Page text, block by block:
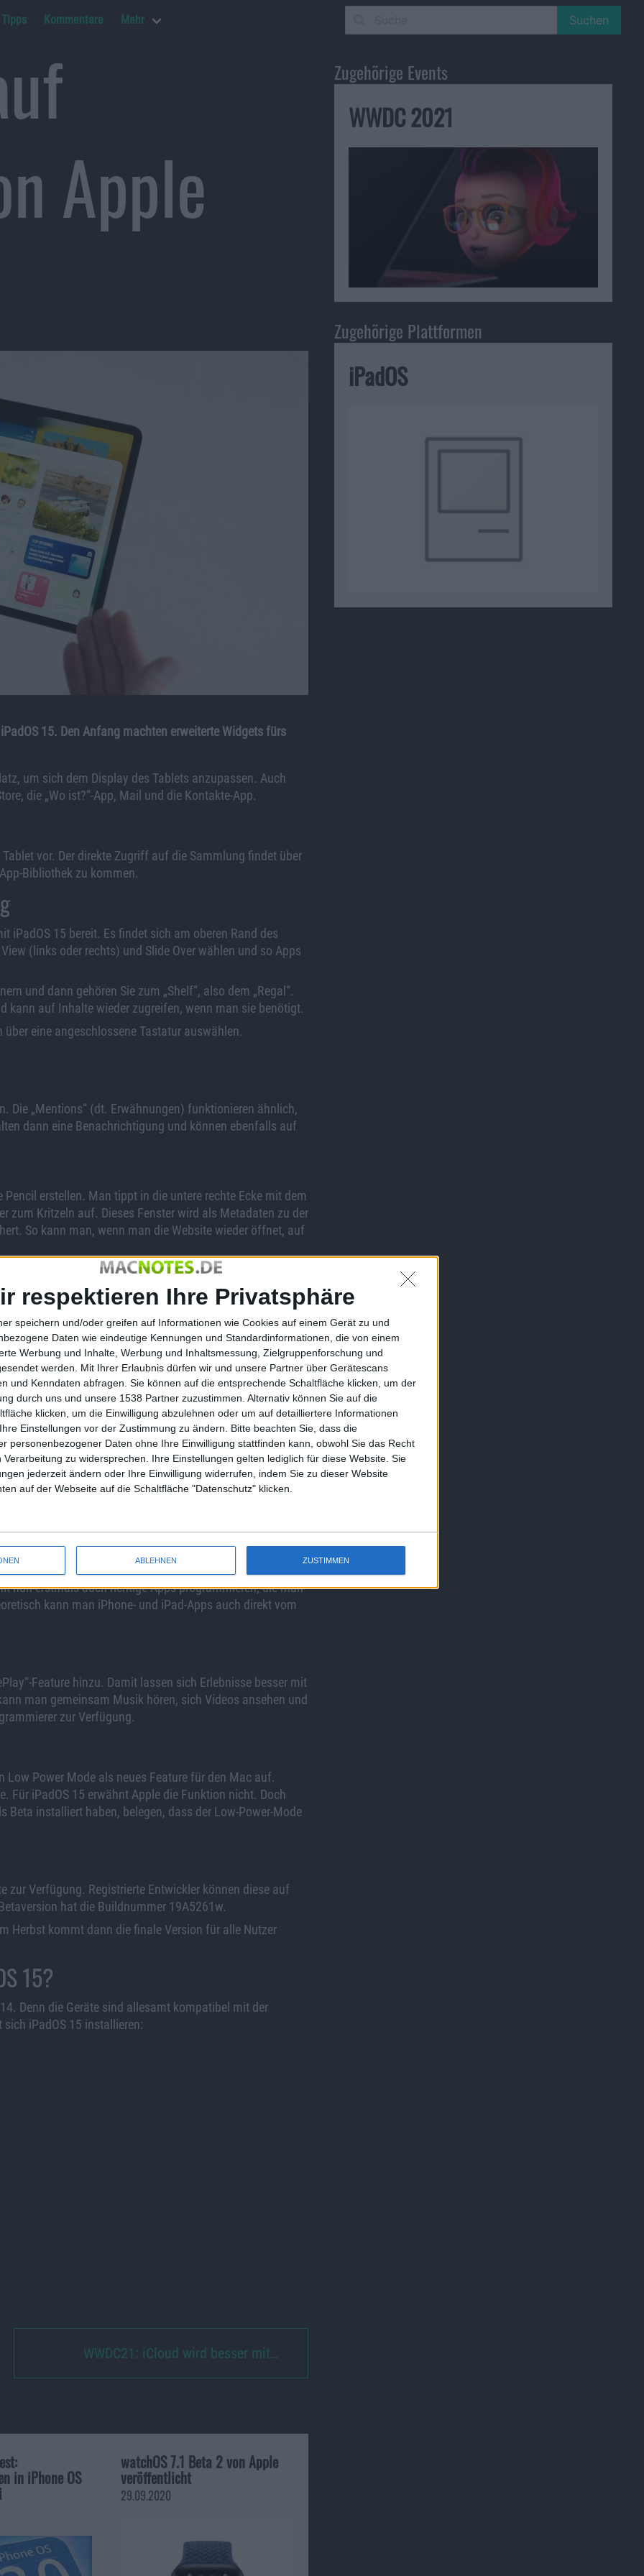
respektieren Ihre Privatsphäre
speichern und/oder greifen auf Informationen wie Cookies auf einem Gerät zu und
Daten wie eindeutige Kennungen und Standardinformationen, die von einem
Werbung und Inhalte, Werbung und Inhaltsmessung, Zielgruppenforschung und
werden.
Mit Ihrer Erlaubnis dürfen wir und unsere Partner über Gerätescans
und Kenndaten abfragen. Sie können auf die entsprechende Schaltfläche klicken, um der
durch uns und unsere 1538 Partner zuzustimmen. Alternativ können Sie auf die
klicken, um die Einwilligung abzulehnen oder um auf detailliertere Informationen
Einstellungen vor der Zustimmung zu ändern.
Bitte beachten Sie, dass die
personenbezogener Daten ohne Ihre Einwilligung stattfinden kann, obwohl Sie das Recht
Verarbeitung zu widersprechen. Ihre Einstellungen gelten lediglich für diese Website. Sie
jederzeit ändern oder Ihre Einwilligung widerrufen, indem Sie zu dieser Website
auf der Webseite auf die Schaltfläche "Datenschutz" klicken.
ABLEHNEN ZUSTIMMEN
Tipps Kommentare Mehr Suchen
Apple
15. Den Anfang machten erweiterte Widgets fürs
um sich dem Display des Tablets anzupassen. Auch
die „Wo ist?“-App, Mail und die Kontakte-App.
vor. Der direkte Zugriff auf die Sammlung findet über
Bibliothek zu kommen.
15 bereit. Es findet sich am oberen Rand des
(links oder rechts) und Slide Over wählen und so Apps
und dann gehören Sie zum „Shelf“, also dem „Regal“.
kann auf Inhalte wieder zugreifen, wenn man sie benötigt.
eine angeschlossene Tastatur auswählen.
Die „Mentions“ (dt. Erwähnungen) funktionieren ähnlich,
dann eine Benachrichtigung und können ebenfalls auf
erstellen. Man tippt in die untere rechte Ecke mit dem
zum Kritzeln auf. Dieses Fenster wird als Metadaten zu der
So kann man, wenn man die Website wieder öffnet, auf
Auch am Mac kann man solche schnellen
die Nutzung von Schlagworten (Tags) auch auf
kommen mit iPadOS 15 auch zum Apple-Tablet. Nutzer
die Übersetzungen am iPhone, iPad oder Mac nutzen,
kann also auch Text aus einem Foto übersetzen.
die man auf dem iPhone kennt, auch am iPad nutzen. Sie
eine Sprache auswählen. Die App erkennt automatisch,
zwei Personen auf den Tisch, dann können die
ablesen.
nun erstmals auch richtige Apps programmieren, die man
kann man iPhone- und iPad-Apps auch direkt vom
Feature hinzu. Damit lassen sich Erlebnisse besser mit
man gemeinsam Musik hören, sich Videos ansehen und
zur Verfügung.
Power Mode als neues Feature für den Mac auf.
Für iPadOS 15 erwähnt Apple die Funktion nicht. Doch
installiert haben, belegen, dass der Low-Power-Mode
zur Verfügung. Registrierte Entwickler können diese auf
hat die Buildnummer 19A5261w.
Herbst kommt dann die finale Version für alle Nutzer
15?
Denn die Geräte sind allesamt kompatibel mit der
iPadOS 15 installieren:
WWDC21: iCloud wird besser mit…
in iPhone OS
watchOS 7.1 Beta 2 von Apple
veröffentlicht
29.09.2020
Zugehörige Events
WWDC 2021
Zugehörige Plattformen
iPadOS